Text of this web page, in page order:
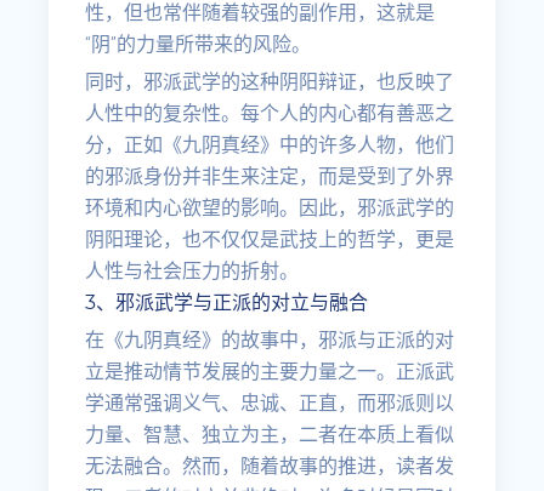
性，但也常伴随着较强的副作用，这就是
“阴”的力量所带来的风险。
同时，邪派武学的这种阴阳辩证，也反映了
人性中的复杂性。每个人的内心都有善恶之
分，正如《九阴真经》中的许多人物，他们
的邪派身份并非生来注定，而是受到了外界
环境和内心欲望的影响。因此，邪派武学的
阴阳理论，也不仅仅是武技上的哲学，更是
人性与社会压力的折射。
3、邪派武学与正派的对立与融合
在《九阴真经》的故事中，邪派与正派的对
立是推动情节发展的主要力量之一。正派武
学通常强调义气、忠诚、正直，而邪派则以
力量、智慧、独立为主，二者在本质上看似
无法融合。然而，随着故事的推进，读者发